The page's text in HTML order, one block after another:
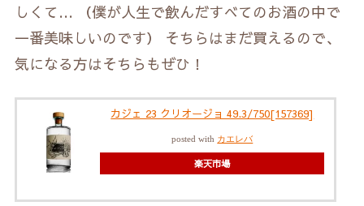
しくて… （僕が人生で飲んだすべてのお酒の中で
一番美味しいのです） そちらはまだ買えるので、
気になる方はそちらもぜひ！
カジェ 23 クリオージョ 49.3/750[157369]
posted with カエレバ
楽天市場